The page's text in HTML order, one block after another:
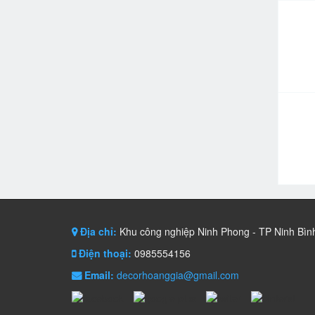
Địa chỉ: Khu công nghiệp Ninh Phong - TP Ninh
Điện thoại: 0985554156
Email: decorhoanggia@gmail.com